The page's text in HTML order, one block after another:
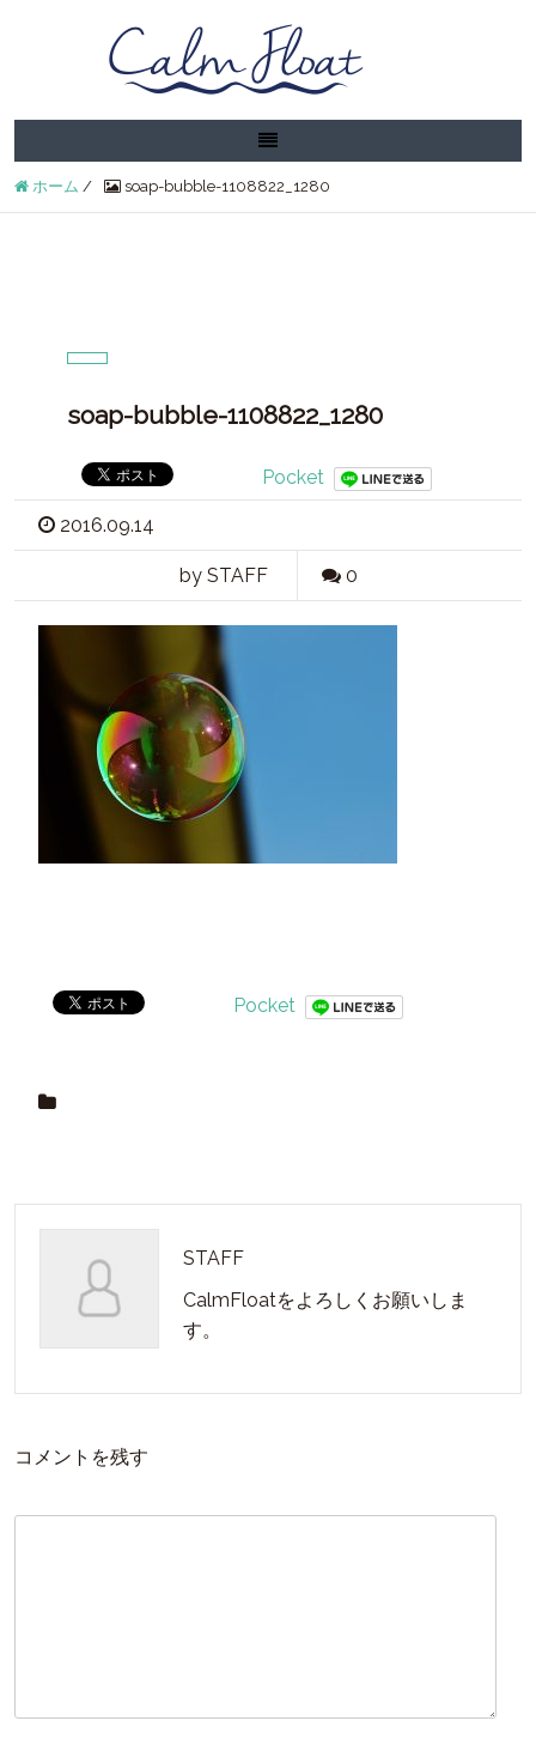
ホーム / soap-bubble-1108822_1280
soap-bubble-1108822_1280
Pocket
2016.09.14
by STAFF 0
Pocket
STAFF
CalmFloatをよろしくお願いしま
す。
コメントを残す